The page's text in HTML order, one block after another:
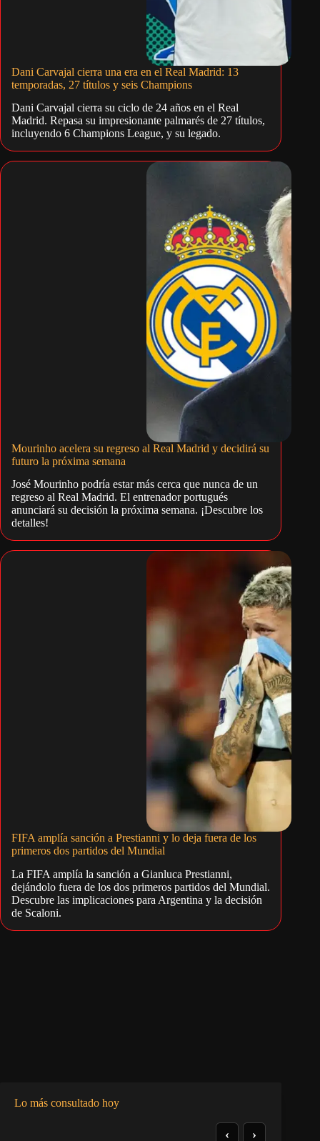
Dani Carvajal cierra una era en el Real Madrid: 13
temporadas, 27 títulos y seis Champions
Dani Carvajal cierra su ciclo de 24 años en el Real
Madrid. Repasa su impresionante palmarés de 27 títulos,
incluyendo 6 Champions League, y su legado.
Mourinho acelera su regreso al Real Madrid y decidirá su
futuro la próxima semana
José Mourinho podría estar más cerca que nunca de un
regreso al Real Madrid. El entrenador portugués
anunciará su decisión la próxima semana. ¡Descubre los
detalles!
FIFA amplía sanción a Prestianni y lo deja fuera de los
primeros dos partidos del Mundial
La FIFA amplía la sanción a Gianluca Prestianni,
dejándolo fuera de los dos primeros partidos del Mundial.
Descubre las implicaciones para Argentina y la decisión
de Scaloni.
Lo más consultado hoy
‹ ›